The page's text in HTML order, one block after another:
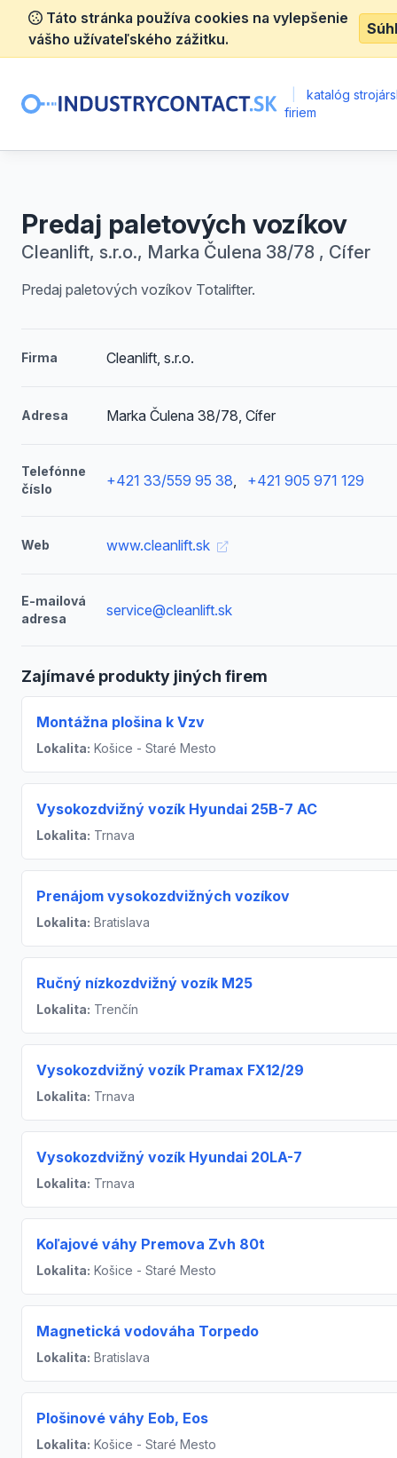
Táto stránka používa cookies na vylepšenie
vášho užívateľského zážitku.
katalóg
firiem
Predaj paletových vozíkov
Cleanlift, s.r.o., Marka Čulena 38/78 , Cífer
Predaj paletových vozíkov Totalifter.
Firma Cleanlift, s.r.o.
Adresa Marka Čulena 38/78, Cífer
Telefónne
číslo
+421 33/559 95 38, +421 905 971 129
Web www.cleanlift.sk
E-mailová
adresa
service@cleanlift.sk
Zajímavé produkty jiných firem
Montážna plošina k Vzv
Lokalita: Košice - Staré Mesto
Vysokozdvižný vozík Hyundai 25B-7 AC
Lokalita: Trnava
Prenájom vysokozdvižných vozíkov
Lokalita: Bratislava
Ručný nízkozdvižný vozík M25
Lokalita: Trenčín
Vysokozdvižný vozík Pramax FX12/29
Lokalita: Trnava
Vysokozdvižný vozík Hyundai 20LA-7
Lokalita: Trnava
Koľajové váhy Premova Zvh 80t
Lokalita: Košice - Staré Mesto
Magnetická vodováha Torpedo
Lokalita: Bratislava
Plošinové váhy Eob, Eos
Lokalita: Košice - Staré Mesto